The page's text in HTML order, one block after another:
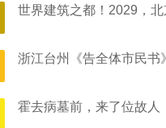
世界建筑之都！2029，
浙江台州《告全体市民书》
霍去病墓前，来了位故人